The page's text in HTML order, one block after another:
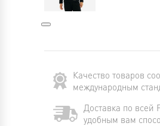
Качество товаров
международным
Доставка по всей
удобным вам